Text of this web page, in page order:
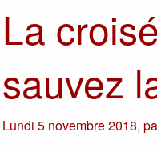
La
sauvez
Lundi 5 novembre 2018,